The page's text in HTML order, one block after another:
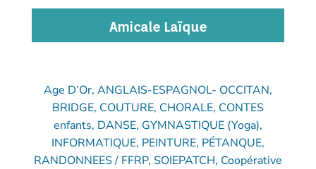
Amicale Laïque
Age D’Or, ANGLAIS-ESPAGNOL- OCCITAN,
BRIDGE, COUTURE, CHORALE, CONTES
enfants, DANSE, GYMNASTIQUE (Yoga),
INFORMATIQUE, PEINTURE, PÉTANQUE,
RANDONNEES / FFRP, SOIEPATCH, Coopérative